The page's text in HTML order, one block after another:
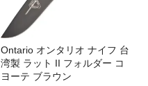
Ontario オンタリオ ナイフ 台
湾製 ラット II フォルダー コ
ヨーテ ブラウン